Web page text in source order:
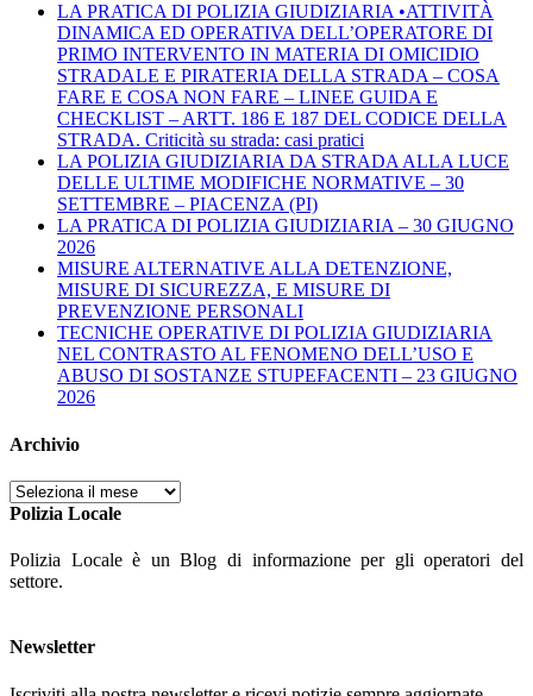
LA PRATICA DI POLIZIA GIUDIZIARIA •ATTIVITÀ
DINAMICA ED OPERATIVA DELL’OPERATORE DI
PRIMO INTERVENTO IN MATERIA DI OMICIDIO
STRADALE E PIRATERIA DELLA STRADA – COSA
FARE E COSA NON FARE – LINEE GUIDA E
CHECKLIST – ARTT. 186 E 187 DEL CODICE DELLA
STRADA. Criticità su strada: casi pratici
LA POLIZIA GIUDIZIARIA DA STRADA ALLA LUCE
DELLE ULTIME MODIFICHE NORMATIVE – 30
SETTEMBRE – PIACENZA (PI)
LA PRATICA DI POLIZIA GIUDIZIARIA – 30 GIUGNO
2026
MISURE ALTERNATIVE ALLA DETENZIONE,
MISURE DI SICUREZZA, E MISURE DI
PREVENZIONE PERSONALI
TECNICHE OPERATIVE DI POLIZIA GIUDIZIARIA
NEL CONTRASTO AL FENOMENO DELL’USO E
ABUSO DI SOSTANZE STUPEFACENTI – 23 GIUGNO
2026
Archivio
Archivio
Polizia Locale
Polizia Locale è un Blog di informazione per gli operatori del
settore.
Newsletter